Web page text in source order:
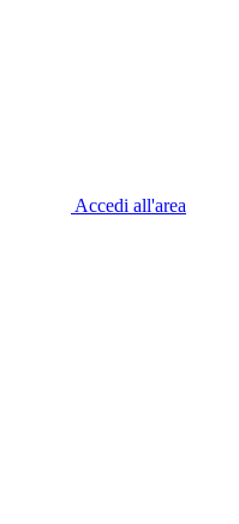
Accedi all'area